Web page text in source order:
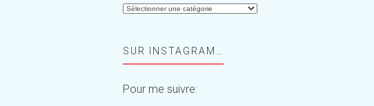
Aide-
!SUR INSTAGRAM…
Pour me suivre: